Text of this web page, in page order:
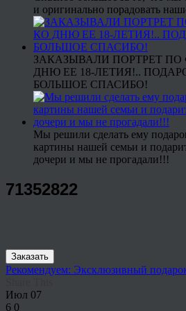
и оригинально порадовать
ЗАКАЗЫВАЛИ ПОРТРЕТ
ДНЮ ЕЕ 18-ЛЕТИЯ!..
БОЛЬШОЕ СПАСИБО!
Мы решили сделать ему
картины нашей семьи и
дочери и мы не прогадали!!!
71352822
Заказать
Рекомендуем: Эксклюзивный
Июл 07
6 0